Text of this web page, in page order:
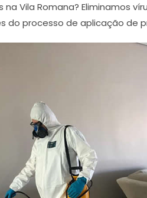
Vila Romana? Eliminamos
do processo de aplicação de